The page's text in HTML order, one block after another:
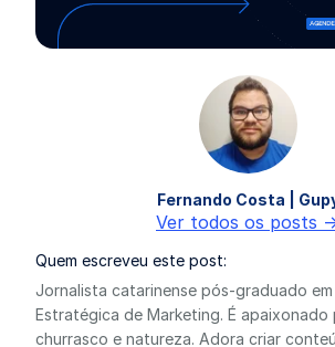
Fernando Costa |
Ver todos os posts -
Quem escreveu este post:
Jornalista catarinense pós-graduado
Estratégica de Marketing. É apaixonado
churrasco e natureza. Adora criar